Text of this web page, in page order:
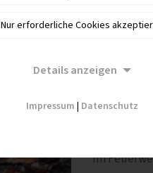
Der
Bereiche.
Von der
oder
im
Nur erforderliche Cookies
Details anzeigen
Impressum | Datenschutz